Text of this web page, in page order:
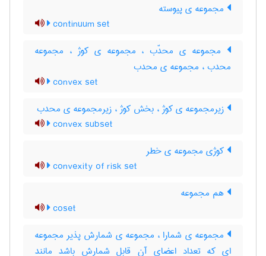
مجموعه ی پیوسته
continuum set
مجموعه ی محدّب ، مجموعه ی کوژ ، مجموعه
محدب ، مجموعه ی محدب
convex set
زیرمجموعه ی کوژ ، بخش کوژ ، زیرمجموعه ی محدب
convex subset
کوژی مجموعه ی خطر
convexity of risk set
هم مجموعه
coset
مجموعه ی شمارا ، مجموعه ی شمارش پذیر مجموعه
ای که تعداد اعضای آن قابل شمارش باشد مانند